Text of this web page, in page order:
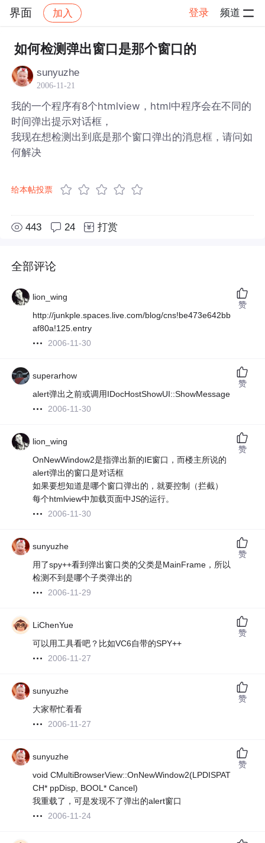
界面 加入 登录 频道
社区 界面 帖子详情
如何检测弹出窗口是那个窗口的
sunyuzhe
2006-11-21
我的一个程序有8个htmlview，html中程序会在不同的
时间弹出提示对话框，
我现在想检测出到底是那个窗口弹出的消息框，请问如
何解决
给本帖投票
443 24 打赏
全部评论
lion_wing
http://junkple.spaces.live.com/blog/cns!be473e642bb
af80a!125.entry
2006-11-30
赞
superarhow
alert弹出之前或调用IDocHostShowUI::ShowMessage
2006-11-30
赞
lion_wing
OnNewWindow2是指弹出新的IE窗口，而楼主所说的
alert弹出的窗口是对话框
如果要想知道是哪个窗口弹出的，就要控制（拦截）
每个htmlview中加载页面中JS的运行。
2006-11-30
赞
sunyuzhe
用了spy++看到弹出窗口类的父类是MainFrame，所以
检测不到是哪个子类弹出的
2006-11-29
赞
LiChenYue
可以用工具看吧？比如VC6自带的SPY++
2006-11-27
赞
sunyuzhe
大家帮忙看看
2006-11-27
赞
sunyuzhe
void CMultiBrowserView::OnNewWindow2(LPDISPAT
CH* ppDisp, BOOL* Cancel)
我重载了，可是发现不了弹出的alert窗口
2006-11-24
赞